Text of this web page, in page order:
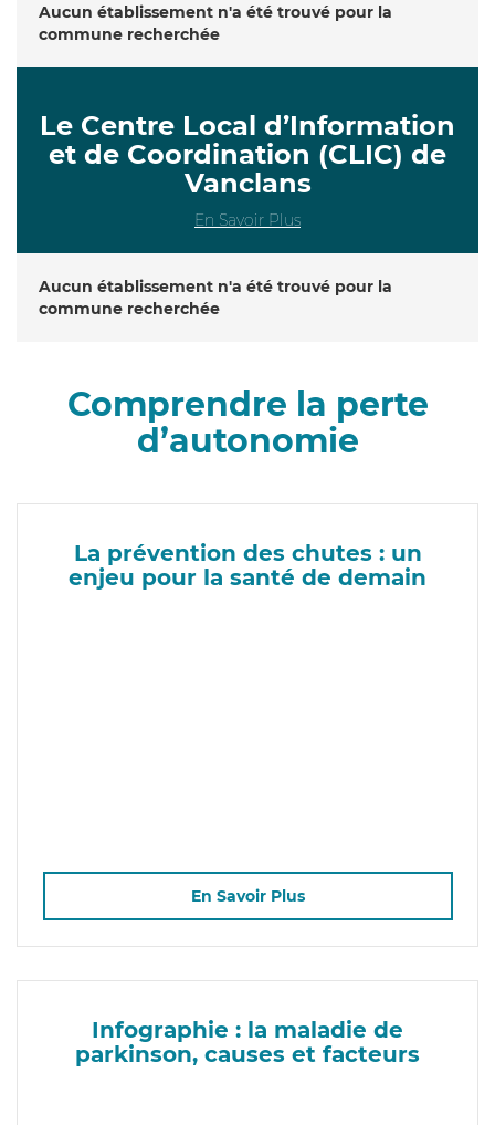
Aucun établissement n'a été trouvé pour la
commune recherchée
Le Centre Local d’Information
et de Coordination (CLIC) de
Vanclans
En Savoir Plus
Aucun établissement n'a été trouvé pour la
commune recherchée
Comprendre la perte
d’autonomie
La prévention des chutes : un
enjeu pour la santé de demain
En Savoir Plus
Infographie : la maladie de
parkinson, causes et facteurs